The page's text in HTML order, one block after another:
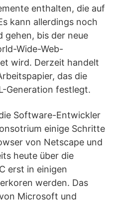
enthalten, die auf
kann allerdings noch
gehen, bis der neue
Wide-Web-
wird. Derzeit handelt
das die
Generation festlegt.
Software-Entwickler
einige Schritte
von Netscape und
heute über die
erst in einigen
werden. Das
Microsoft und